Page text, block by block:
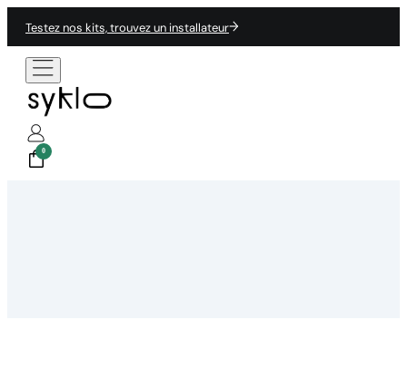
Testez nos kits, trouvez un installateur
0